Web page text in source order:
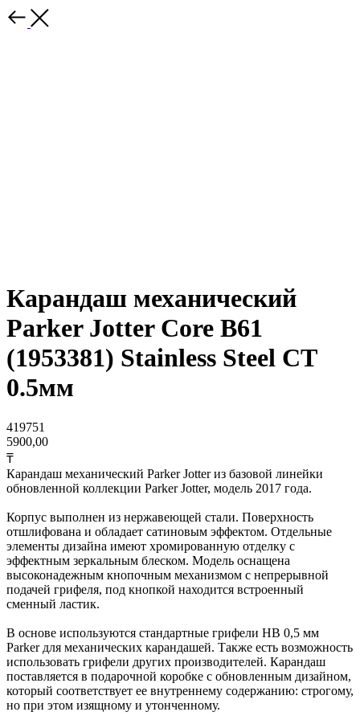
Карандаш механический
Parker Jotter Core B61
(1953381) Stainless Steel CT
0.5мм
419751
5900,00
₸
Карандаш механический Parker Jotter из базовой линейки
обновленной коллекции Parker Jotter, модель 2017 года.
Корпус выполнен из нержавеющей стали. Поверхность
отшлифована и обладает сатиновым эффектом. Отдельные
элементы дизайна имеют хромированную отделку с
эффектным зеркальным блеском. Модель оснащена
высоконадежным кнопочным механизмом с непрерывной
подачей грифеля, под кнопкой находится встроенный
сменный ластик.
В основе используются стандартные грифели HB 0,5 мм
Parker для механических карандашей. Также есть возможность
использовать грифели других производителей. Карандаш
поставляется в подарочной коробке с обновленным дизайном,
который соответствует ее внутреннему содержанию: строгому,
но при этом изящному и утонченному.